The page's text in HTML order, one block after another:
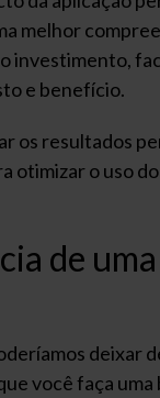
melhor
investimento,
e benefício.
os resultados
otimizar o uso
de
deixar
você faça uma